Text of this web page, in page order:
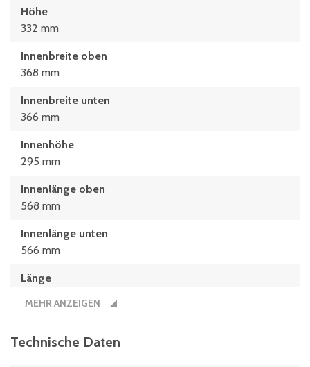
Höhe
332 mm
Innenbreite oben
368 mm
Innenbreite unten
366 mm
Innenhöhe
295 mm
Innenlänge oben
568 mm
Innenlänge unten
566 mm
Länge
MEHR ANZEIGEN
Technische Daten